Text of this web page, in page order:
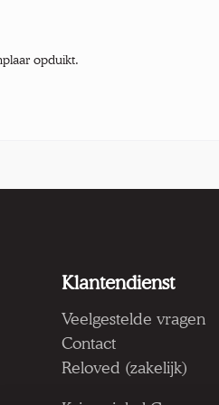
opduikt.
Klantendienst
Veelgestelde vragen
Contact
Reloved (zakelijk)